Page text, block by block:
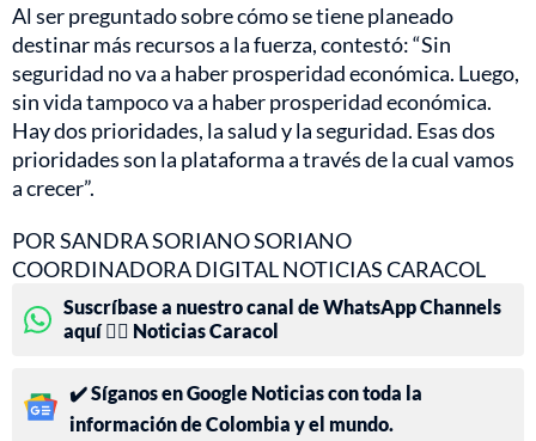
Al ser preguntado sobre cómo se tiene planeado
destinar más recursos a la fuerza, contestó: “Sin
seguridad no va a haber prosperidad económica. Luego,
sin vida tampoco va a haber prosperidad económica.
Hay dos prioridades, la salud y la seguridad. Esas dos
prioridades son la plataforma a través de la cual vamos
a crecer”.
POR SANDRA SORIANO SORIANO
COORDINADORA DIGITAL NOTICIAS CARACOL
Suscríbase a nuestro canal de WhatsApp Channels
aquí 👉🏻 Noticias Caracol
✔️ Síganos en Google Noticias con toda la
información de Colombia y el mundo.